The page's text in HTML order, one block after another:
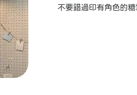
不要錯過印有角色的糖